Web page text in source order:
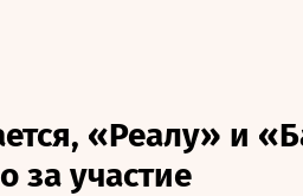
«Реалу» и
за участие